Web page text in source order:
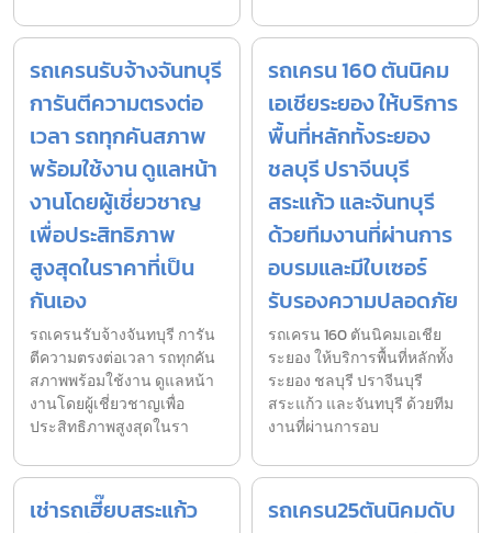
รถเครนรับจ้างจันทบุรี
การันตีความตรงต่อ
เวลา รถทุกคันสภาพ
พร้อมใช้งาน ดูแลหน้า
งานโดยผู้เชี่ยวชาญ
เพื่อประสิทธิภาพ
สูงสุดในราคาที่เป็น
กันเอง
รถเครนรับจ้างจันทบุรี การัน
ตีความตรงต่อเวลา รถทุกคัน
สภาพพร้อมใช้งาน ดูแลหน้า
งานโดยผู้เชี่ยวชาญเพื่อ
ประสิทธิภาพสูงสุดในรา
รถเครน 160 ตันนิคม
เอเชียระยอง ให้บริการ
พื้นที่หลักทั้งระยอง
ชลบุรี ปราจีนบุรี
สระแก้ว และจันทบุรี
ด้วยทีมงานที่ผ่านการ
อบรมและมีใบเซอร์
รับรองความปลอดภัย
รถเครน 160 ตันนิคมเอเชีย
ระยอง ให้บริการพื้นที่หลักทั้ง
ระยอง ชลบุรี ปราจีนบุรี
สระแก้ว และจันทบุรี ด้วยทีม
งานที่ผ่านการอบ
เช่ารถเฮี๊ยบสระแก้ว
รถเครน25ตันนิคมดับ